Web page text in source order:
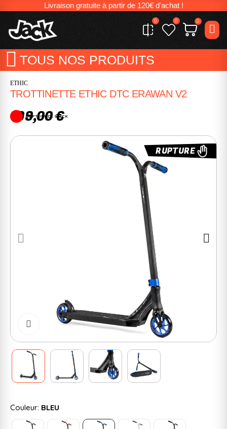
Livraison gratuite à partir de 120€ d'achat !
0 0 0
TOUS NOS PRODUITS
ETHIC
TROTTINETTE ETHIC DTC ERAWAN V2
199,00 €
RUPTURE DE STOCK
RUPTURE
Cliquer pour zoomer
Couleur: BLEU